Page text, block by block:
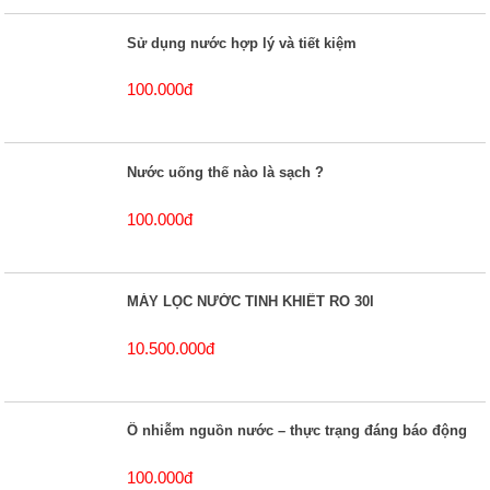
Sử dụng nước hợp lý và tiết kiệm
100.000đ
Nước uống thế nào là sạch ?
100.000đ
MÁY LỌC NƯỚC TINH KHIẾT RO 30l
10.500.000đ
Ô nhiễm nguồn nước – thực trạng đáng báo động
100.000đ